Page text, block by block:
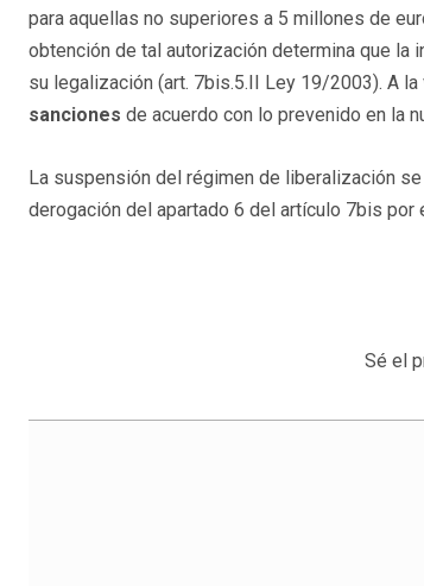
para aquellas no superiores a 5 millones de
obtención de tal autorización determina que
su legalización (art. 7bis.5.II Ley 19/2003). A la
sanciones de acuerdo con lo prevenido en la
La suspensión del régimen de liberalización
derogación del apartado 6 del artículo 7bis por
Sé el